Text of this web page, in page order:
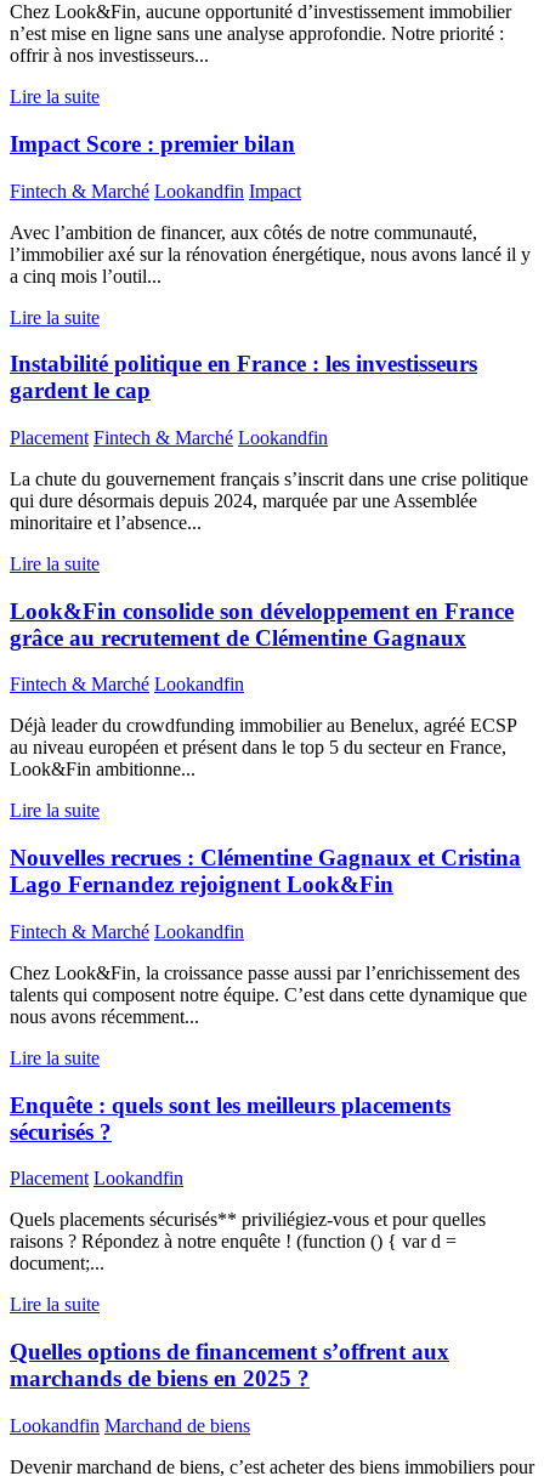
Chez Look&Fin, aucune opportunité d’investissement immobilier
n’est mise en ligne sans une analyse approfondie. Notre priorité :
offrir à nos investisseurs...
Lire la suite
Impact Score : premier bilan
Fintech & Marché Lookandfin Impact
Avec l’ambition de financer, aux côtés de notre communauté,
l’immobilier axé sur la rénovation énergétique, nous avons lancé il y
a cinq mois l’outil...
Lire la suite
Instabilité politique en France : les investisseurs
gardent le cap
Placement Fintech & Marché Lookandfin
La chute du gouvernement français s’inscrit dans une crise politique
qui dure désormais depuis 2024, marquée par une Assemblée
minoritaire et l’absence...
Lire la suite
Look&Fin consolide son développement en France
grâce au recrutement de Clémentine Gagnaux
Fintech & Marché Lookandfin
Déjà leader du crowdfunding immobilier au Benelux, agréé ECSP
au niveau européen et présent dans le top 5 du secteur en France,
Look&Fin ambitionne...
Lire la suite
Nouvelles recrues : Clémentine Gagnaux et Cristina
Lago Fernandez rejoignent Look&Fin
Fintech & Marché Lookandfin
Chez Look&Fin, la croissance passe aussi par l’enrichissement des
talents qui composent notre équipe. C’est dans cette dynamique que
nous avons récemment...
Lire la suite
Enquête : quels sont les meilleurs placements
sécurisés ?
Placement Lookandfin
Quels placements sécurisés** priviliégiez-vous et pour quelles
raisons ? Répondez à notre enquête ! (function () { var d =
document;...
Lire la suite
Quelles options de financement s’offrent aux
marchands de biens en 2025 ?
Lookandfin Marchand de biens
Devenir marchand de biens, c’est acheter des biens immobiliers pour